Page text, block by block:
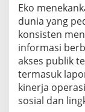
Eko
dunia yang
konsisten
informasi
akses publik
termasuk
kinerja
sosial dan